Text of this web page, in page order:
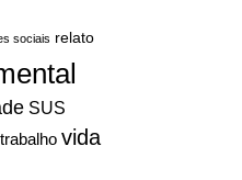
sociais relato
SUS
trabalho vida